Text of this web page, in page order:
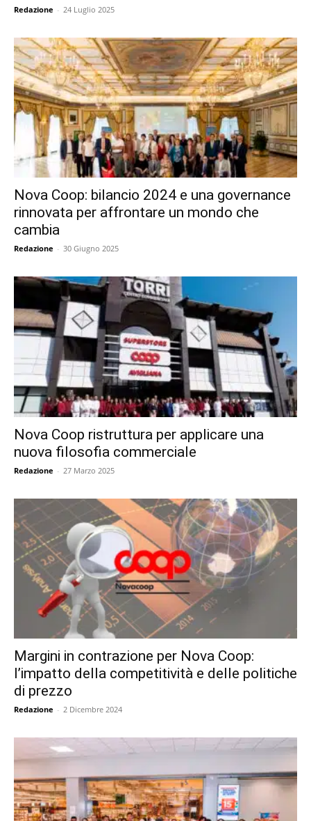
Redazione - 24 Luglio 2025
Nova Coop: bilancio 2024 e una governance
rinnovata per affrontare un mondo che
cambia
Redazione - 30 Giugno 2025
Nova Coop ristruttura per applicare una
nuova filosofia commerciale
Redazione - 27 Marzo 2025
Margini in contrazione per Nova Coop:
l’impatto della competitività e delle politiche
di prezzo
Redazione - 2 Dicembre 2024